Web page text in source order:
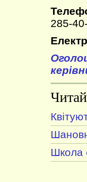
285-
Школа